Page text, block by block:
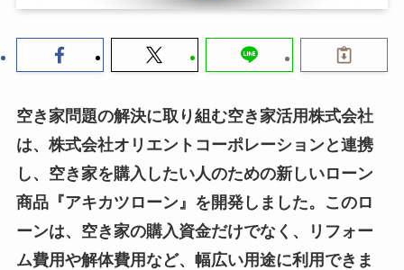
空き家問題の解決に取り組む空き家活用株式会社
は、株式会社オリエントコーポレーションと連携
し、空き家を購入したい人のための新しいローン
商品『アキカツローン』を開発しました。このロ
ーンは、空き家の購入資金だけでなく、リフォー
ム費用や解体費用など、幅広い用途に利用できま